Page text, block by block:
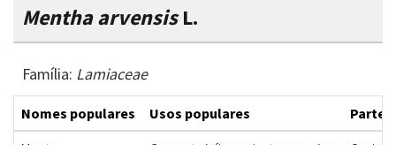
Mentha arvensisL.
Família: Lamiaceae
Nomes populares Usos populares